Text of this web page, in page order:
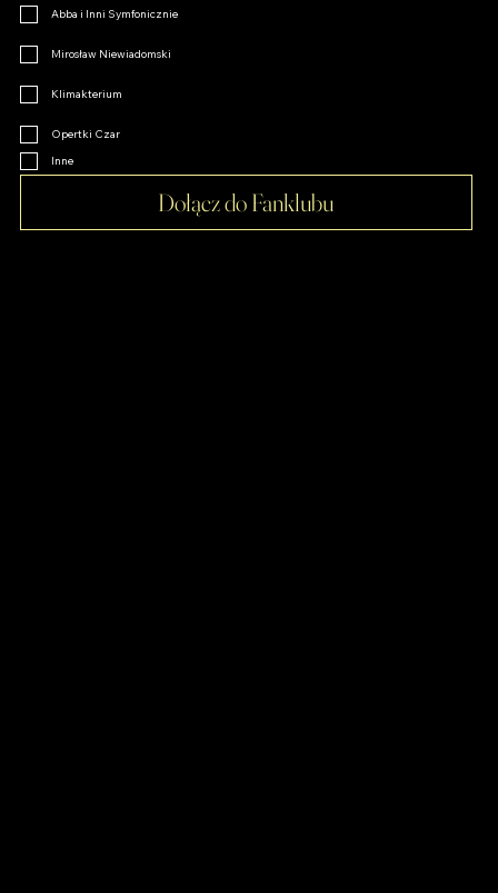
Abba i Inni Symfonicznie
Mirosław Niewiadomski
Klimakterium
Opertki Czar
Inne
Dołącz do Fanklubu